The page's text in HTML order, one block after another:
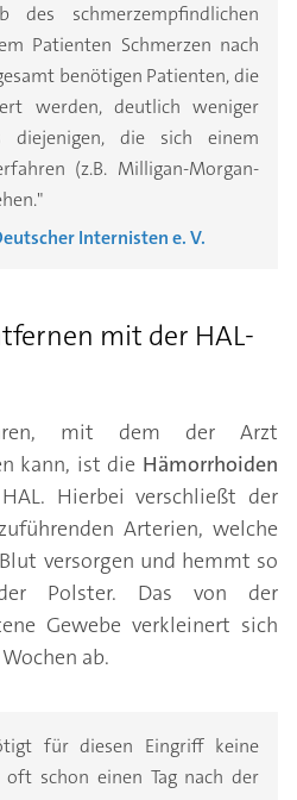
des schmerzempfindlichen
Patienten Schmerzen nach
benötigen Patienten, die
werden, deutlich weniger
diejenigen, die sich einem
(z.B. Milligan-Morgan-
Internisten e. V.
mit der HAL-
mit dem der Arzt
kann, ist die Hämorrhoiden
Hierbei verschließt der
Arterien, welche
versorgen und hemmt so
Polster. Das von der
Gewebe verkleinert sich
ab.
für diesen Eingriff keine
schon einen Tag nach der